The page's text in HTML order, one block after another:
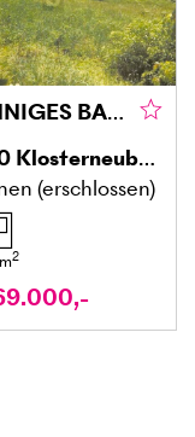
SONNIGES BAUGRUNDSTÜCK IN SÜDLAGE AM ÖLBERG MIT FERNBLICK
Klosterneuburg
(erschlossen)
2